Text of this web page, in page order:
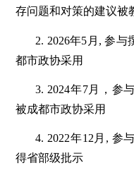
存问题和对策的建议被
2. 2026年5月, 参
都市政协采用
3. 2024年7月，参
被成都市政协采用
4. 2022年12月, 参
得省部级批示